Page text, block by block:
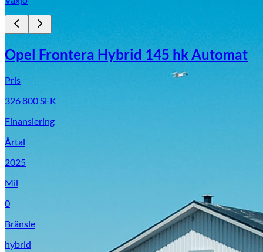
Opel Frontera Hybrid 145 hk Automat
Pris
326 800 SEK
Finansiering
Årtal
2025
Mil
0
Bränsle
hybrid